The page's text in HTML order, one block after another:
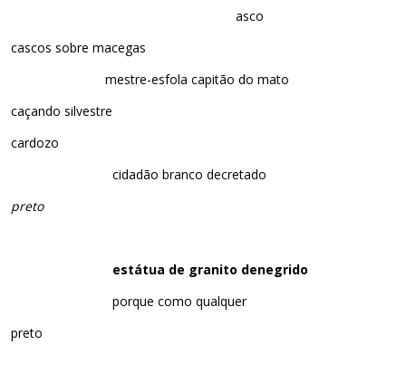
asco
cascos sobre macegas
mestre-esfola capitão do mato
caçando silvestre
cardozo
cidadão branco decretado
preto
estátua de granito denegrido
porque como qualquer
preto